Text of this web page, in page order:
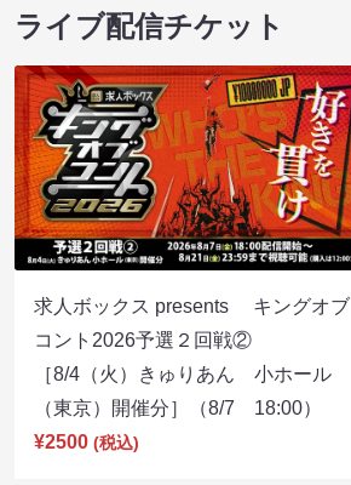
ライブ配信チケット
求人ボックス presents キングオブ
コント2026予選２回戦②
［8/4（火）きゅりあん 小ホール
（東京）開催分］（8/7 18:00）
¥2500 (税込)